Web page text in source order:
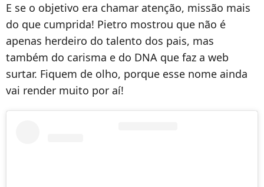
E se o objetivo era chamar atenção, missão mais
do que cumprida! Pietro mostrou que não é
apenas herdeiro do talento dos pais, mas
também do carisma e do DNA que faz a web
surtar. Fiquem de olho, porque esse nome ainda
vai render muito por aí!